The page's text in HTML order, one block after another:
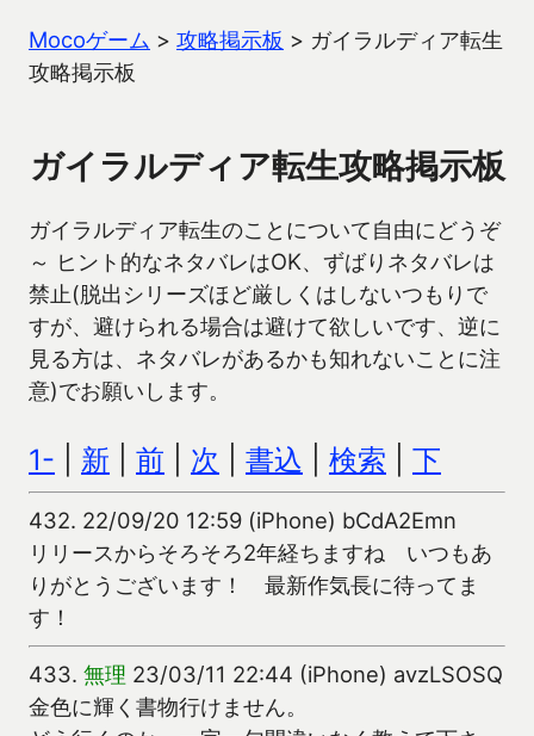
Mocoゲーム > 攻略掲示板 > ガイラルディア転生
攻略掲示板
ガイラルディア転生攻略掲示板
ガイラルディア転生のことについて自由にどうぞ
～ ヒント的なネタバレはOK、ずばりネタバレは
禁止(脱出シリーズほど厳しくはしないつもりで
すが、避けられる場合は避けて欲しいです、逆に
見る方は、ネタバレがあるかも知れないことに注
意)でお願いします。
1- 新 前 次 書込 検索 下
432. 22/09/20 12:59 (iPhone) bCdA2Emn
リリースからそろそろ2年経ちますね いつもあ
りがとうございます！ 最新作気長に待ってま
す！
433. 無理 23/03/11 22:44 (iPhone) avzLSOSQ
金色に輝く書物行けません。